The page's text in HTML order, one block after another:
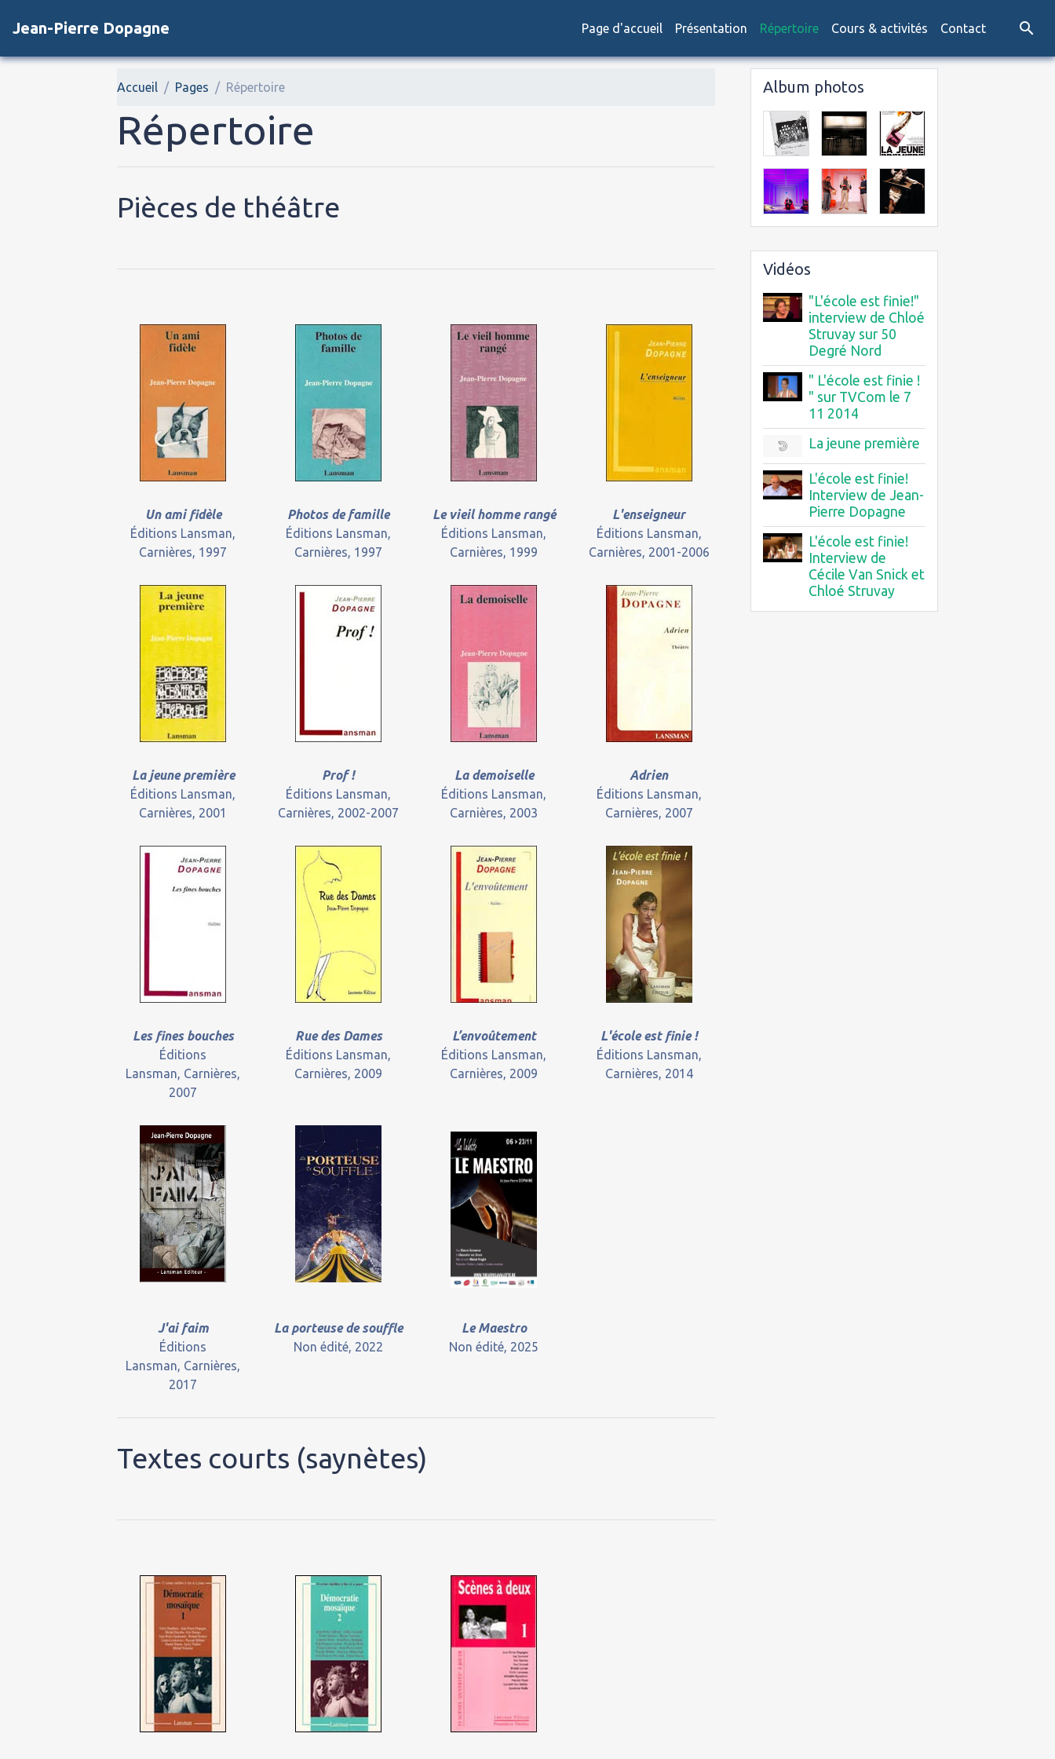
Jean-Pierre Dopagne Page d'accueil Présentation Répertoire Cours & activités Contact
Accueil Pages Répertoire
Répertoire
Pièces de théâtre
Un ami fidèle
Éditions Lansman,
Carnières, 1997
Photos de famille
Éditions Lansman,
Carnières, 1997
Le vieil homme rangé
Éditions Lansman,
Carnières, 1999
L'enseigneur
Éditions Lansman,
Carnières, 2001-2006
La jeune première
Éditions Lansman,
Carnières, 2001
Prof !
Éditions Lansman,
Carnières, 2002-2007
La demoiselle
Éditions Lansman,
Carnières, 2003
Adrien
Éditions Lansman,
Carnières, 2007
Les fines bouches
Éditions
Lansman, Carnières,
2007
Rue des Dames
Éditions Lansman,
Carnières, 2009
L’envoûtement
Éditions Lansman,
Carnières, 2009
L'école est finie !
Éditions Lansman,
Carnières, 2014
J'ai faim
Éditions
Lansman, Carnières,
2017
La porteuse de souffle
Non édité, 2022
Le Maestro
Non édité, 2025
Textes courts (saynètes)
Album photos
Vidéos
"L'école est finie!"
interview de Chloé
Struvay sur 50
Degré Nord
" L'école est finie !
" sur TVCom le 7
11 2014
La jeune première
L'école est finie!
Interview de Jean-
Pierre Dopagne
L'école est finie!
Interview de
Cécile Van Snick et
Chloé Struvay